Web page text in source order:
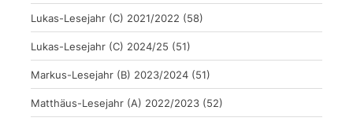
Lukas-Lesejahr (C) 2021/2022 (58)
Lukas-Lesejahr (C) 2024/25 (51)
Markus-Lesejahr (B) 2023/2024 (51)
Matthäus-Lesejahr (A) 2022/2023 (52)